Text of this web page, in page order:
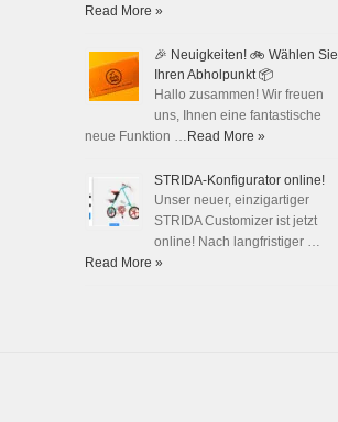
Read More »
🎉 Neuigkeiten! 🚲 Wählen Sie
Ihren Abholpunkt 📦
Hallo zusammen! Wir freuen
uns, Ihnen eine fantastische
neue Funktion … Read More »
STRIDA-Konfigurator online!
Unser neuer, einzigartiger
STRIDA Customizer ist jetzt
online! Nach langfristiger …
Read More »